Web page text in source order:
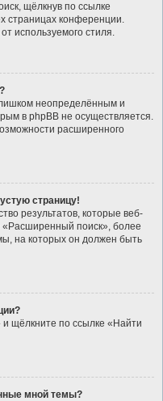
щёлкнув по ссылке
страницах конференции.
используемого стиля.
неопределённым и
в phpBB не осуществляется.
расширенного
страницу!
результатов, которые веб-
«Расширенный поиск», более
на которых он должен быть
щёлкните по ссылке «Найти
мной темы?